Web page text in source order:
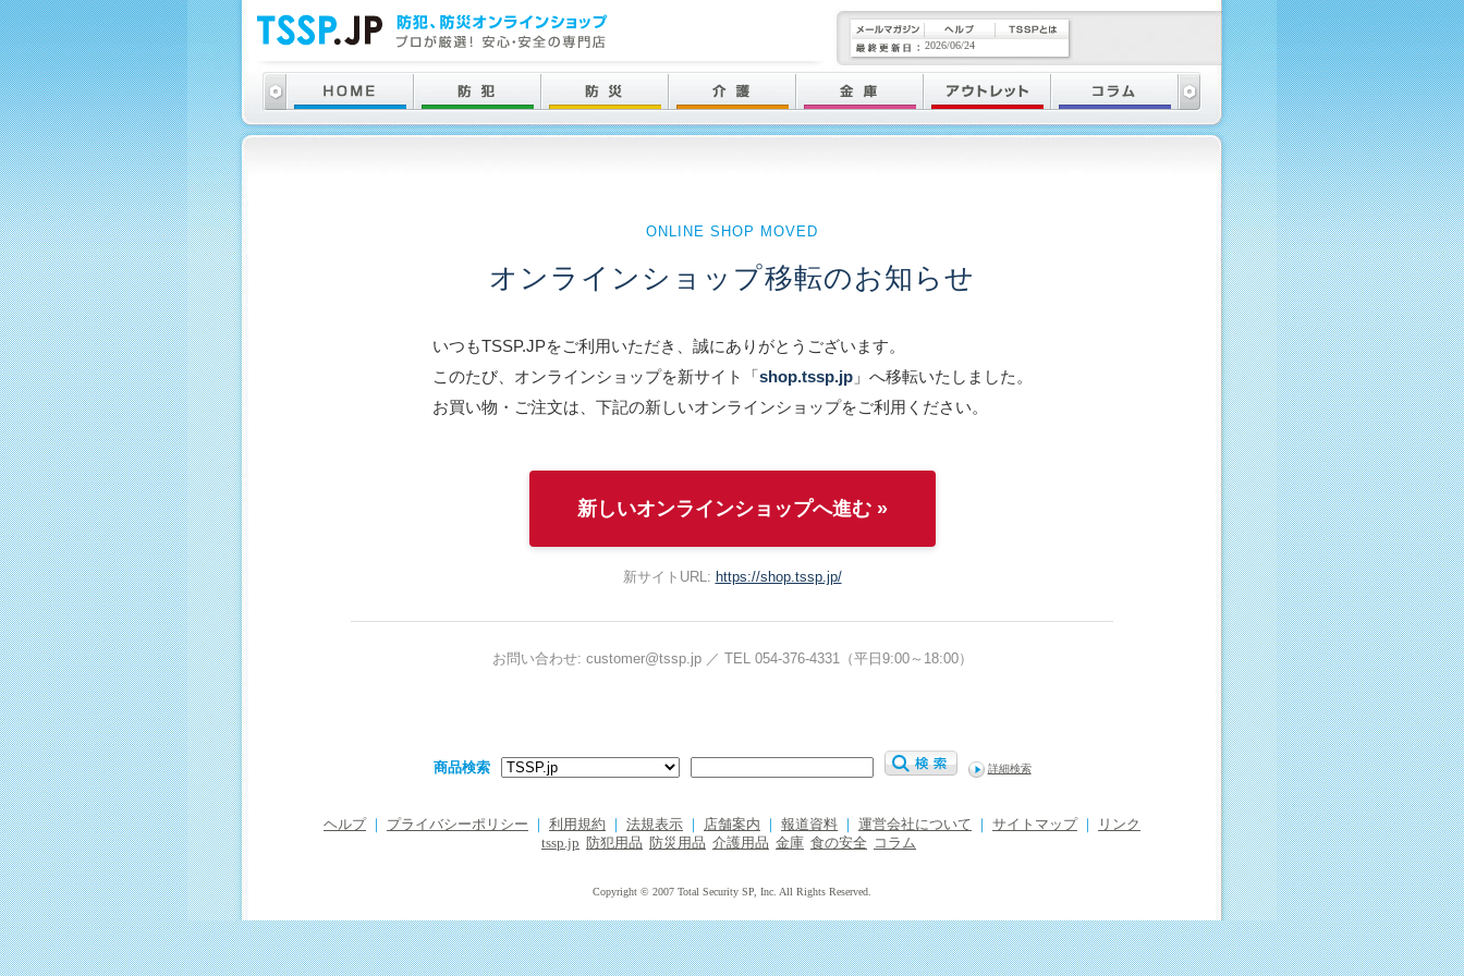
ONLINE SHOP MOVED
オンラインショップ移転のお知らせ
いつもTSSP.JPをご利用いただき、誠にありがとうございます。
このたび、オンラインショップを新サイト「shop.tssp.jp」へ移転いたしました。
お買い物・ご注文は、下記の新しいオンラインショップをご利用ください。
新しいオンラインショップへ進む »
新サイトURL: https://shop.tssp.jp/
お問い合わせ: customer@tssp.jp ／ TEL 054-376-4331（平日9:00～18:00）
商品検索 詳細検索
ヘルプ プライバシーポリシー 利用規約 法規表示 店舗案内 報道資料 運営会社について サイトマップ
リンク
tssp.jp
防犯用品 防災用品 介護用品 金庫 食の安全 コラム
Copyright © 2007 Total Security SP, Inc. All Rights Reserved.
2026/06/24